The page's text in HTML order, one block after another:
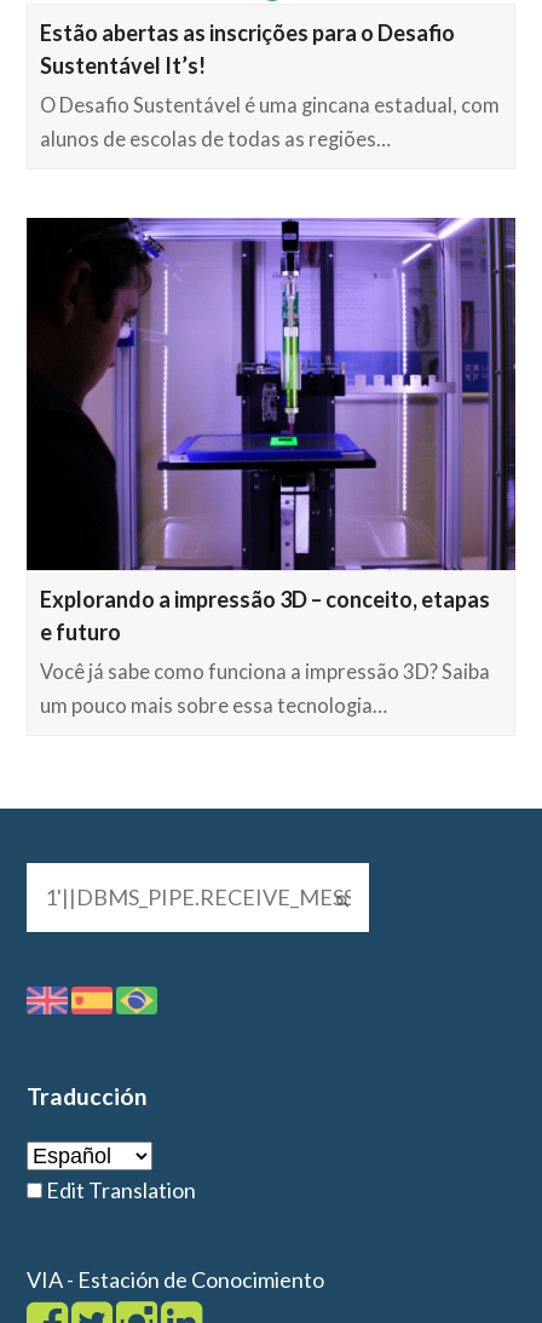
Estão abertas as inscrições para o Desafio
Sustentável It’s!
O Desafio Sustentável é uma gincana estadual, com
alunos de escolas de todas as regiões…
Explorando a impressão 3D – conceito, etapas
e futuro
Você já sabe como funciona a impressão 3D? Saiba
um pouco mais sobre essa tecnologia…
Traducción
Edit Translation
VIA - Estación de Conocimiento